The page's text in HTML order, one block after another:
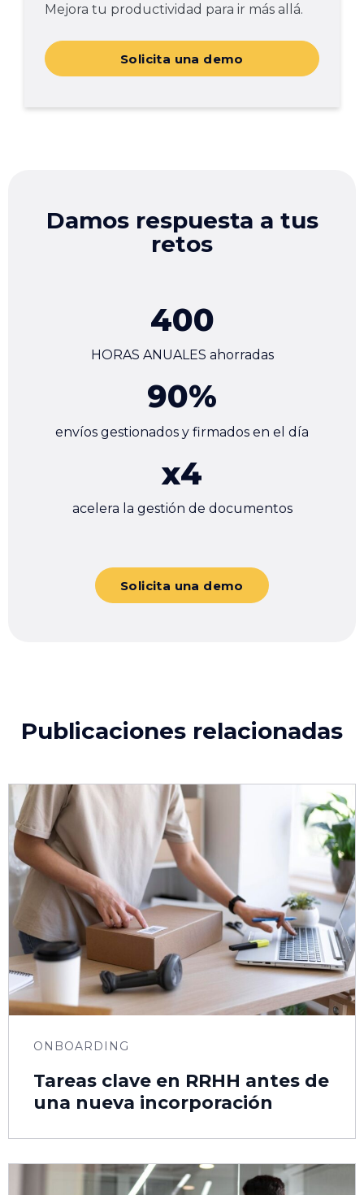
Mejora tu productividad para ir más allá.
Solicita una demo
Damos respuesta a tus
retos
HORAS ANUALES ahorradas
400
envíos gestionados y firmados en el día
90%
acelera la gestión de documentos
x4
Solicita una demo
Publicaciones relacionadas
ONBOARDING
Tareas clave en RRHH antes de
una nueva incorporación